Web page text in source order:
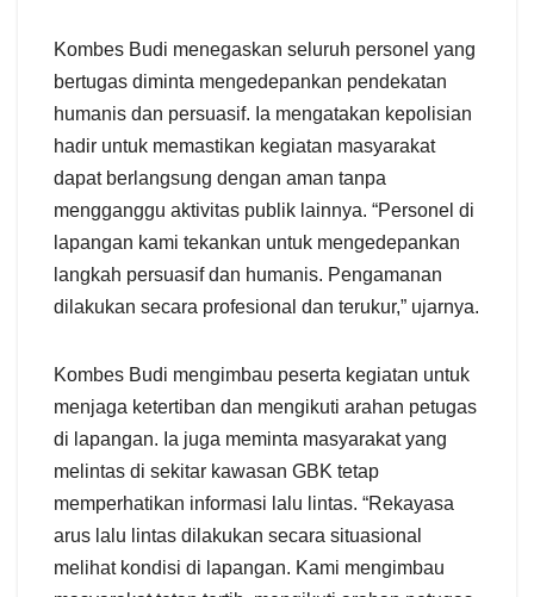
Kombes Budi menegaskan seluruh personel yang
bertugas diminta mengedepankan pendekatan
humanis dan persuasif. Ia mengatakan kepolisian
hadir untuk memastikan kegiatan masyarakat
dapat berlangsung dengan aman tanpa
mengganggu aktivitas publik lainnya. “Personel di
lapangan kami tekankan untuk mengedepankan
langkah persuasif dan humanis. Pengamanan
dilakukan secara profesional dan terukur,” ujarnya.
Kombes Budi mengimbau peserta kegiatan untuk
menjaga ketertiban dan mengikuti arahan petugas
di lapangan. Ia juga meminta masyarakat yang
melintas di sekitar kawasan GBK tetap
memperhatikan informasi lalu lintas. “Rekayasa
arus lalu lintas dilakukan secara situasional
melihat kondisi di lapangan. Kami mengimbau